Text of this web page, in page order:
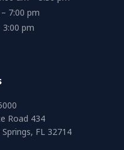
7:00 pm
3:00 pm
Road 434
FL 32714